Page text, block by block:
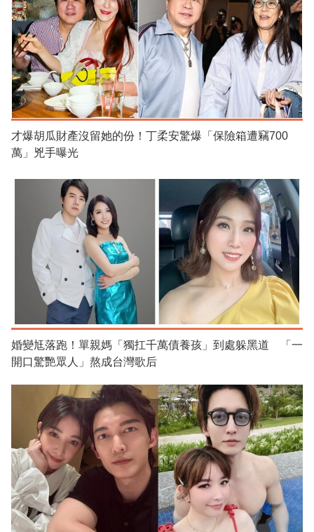
才爆胡瓜財產沒留她的份！丁柔安驚爆「保險箱遭竊700
萬」兇手曝光
婚變尪落跑！單親媽「獨扛千萬債養孩」到處躲黑道 「一
開口驚艷眾人」熬成台灣歌后